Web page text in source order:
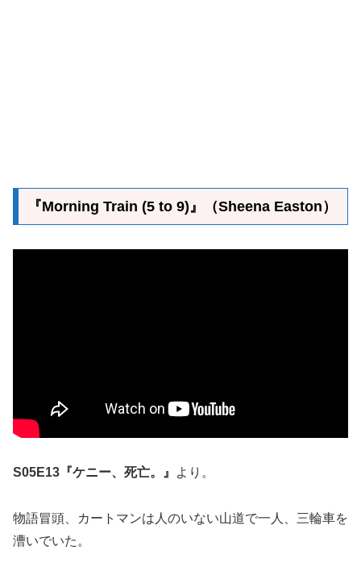
『Morning Train (5 to 9)』（Sheena Easton）
S05E13『ケニー、死亡。』 より。
物語冒頭、カートマンは人のいない山道で一人、三輪車を
漕いでいた。